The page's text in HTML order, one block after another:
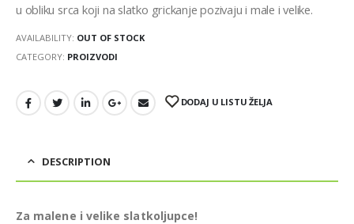
u obliku srca koji na slatko grickanje pozivaju i male i velike.
AVAILABILITY: OUT OF STOCK
CATEGORY: PROIZVODI
DODAJ U LISTU ŽELJA
DESCRIPTION
Za malene i velike slatkoljupce!